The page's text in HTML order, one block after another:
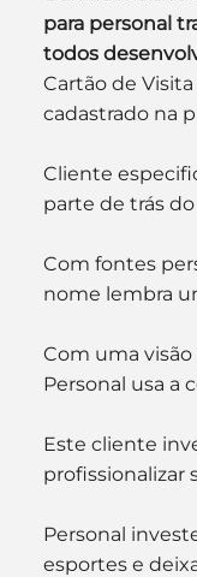
para personal
todos
Cartão de
cadastrado na
Cliente
parte de trás
Com fontes
nome lembra
Com uma
Personal usa a
Este cliente
profissionalizar
Personal
esportes e